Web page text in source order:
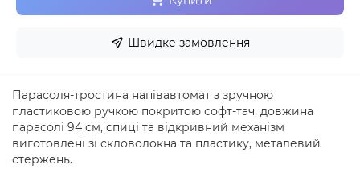
Швидке замовлення
Парасоля-тростина напівавтомат з зручною
пластиковою ручкою покритою софт-тач, довжина
парасолі 94 см, спиці та відкривний механізм
виготовлені зі скловолокна та пластику, металевий
стержень.